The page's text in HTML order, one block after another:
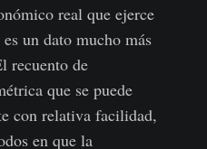
real que ejerce
un dato mucho más
recuento de
que se puede
con relativa facilidad,
en que la